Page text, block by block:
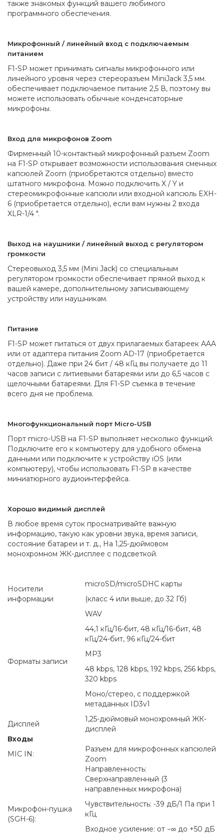
также знакомых функций вашего любимого
программного обеспечения.
Микрофонный / линейный вход с подключаемым
питанием
F1-SP может принимать сигналы микрофонного или
линейного уровня через стереоразъем MiniJack 3,5 мм.
обеспечивает подключаемое питание 2,5 В, поэтому вы
можете использовать обычные конденсаторные
микрофоны.
Вход для микрофонов Zoom
Фирменный 10-контактный микрофонный разъем Zoom
на F1-SP открывает возможности использования сменных
капсюлей Zoom (приобретаются отдельно) вместо
штатного микрофона. Можно подключить X / Y и
стереомикрофонные капсюли или входной капсюль EXH-
6 (приобретается отдельно), если вам нужны 2 входа
XLR-1/4 ".
Выход на наушники / линейный выход с регулятором
громкости
Стереовыход 3,5 мм (Mini Jack) со специальным
регулятором громкости обеспечивает прямой выход к
вашей камере, дополнительному записывающему
устройству или наушникам.
Питание
F1-SP может питаться от двух прилагаемых батареек AAA
или от адаптера питания Zoom AD-17 (приобретается
отдельно). Даже при 24 бит / 48 кГц вы получаете до 11
часов записи с литиевыми батареями или до 6,5 часов с
щелочными батареями. Для F1-SP съемка в течение
всего дня не проблема.
Многофункциональный порт Micro-USB
Порт micro-USB на F1-SP выполняет несколько функций.
Подключите его к компьютеру для удобного обмена
данными или подключите к устройству iOS (или
компьютеру), чтобы использовать F1-SP в качестве
миниатюрного аудиоинтерфейса.
Хорошо видимый дисплей
В любое время суток просматривайте важную
информацию, такую ​​как уровни звука, время записи,
состояние батареи и т. д., На 1,25-дюймовом
монохромном ЖК-дисплее с подсветкой.
Носители
информации
microSD/microSDHC карты
(класс 4 или выше, до 32 Гб)
Форматы записи
WAV
44,1 кГц/16-бит, 48 кГц/16-бит, 48
кГц/24-бит, 96 кГц/24-бит
MP3
48 kbps, 128 kbps, 192 kbps, 256 kbps,
320 kbps
Моно/стерео, с поддержкой
метаданных ID3v1
Дисплей
1,25-дюймовый монохромный ЖК-
дисплей
Входы
MIC IN:
Разъем для микрофонных капсюлей
Zoom
Микрофон-пушка
(SGH-6):
Направленность:
Сверхнаправленный (3
направленных микрофона)
Чувствительность: -39 дБ/1 Па при 1
кГц
Входное усиление: от −∞ до +50 дБ